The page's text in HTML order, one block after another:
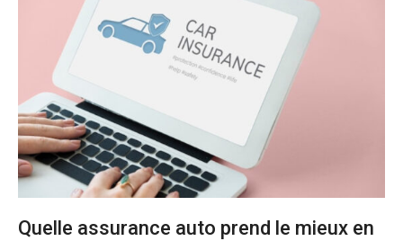
Quelle assurance auto prend le mieux en